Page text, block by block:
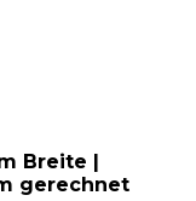
Breite |
gerechnet